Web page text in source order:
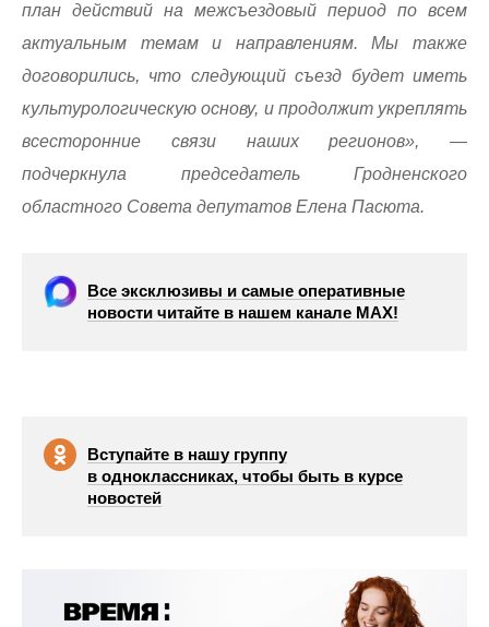
план действий на межсъездовый период по всем
актуальным темам и направлениям. Мы также
договорились, что следующий съезд будет иметь
культурологическую основу, и продолжит укреплять
всесторонние связи наших регионов», —
подчеркнула председатель Гродненского
областного Совета депутатов Елена Пасюта.
Все эксклюзивы и самые оперативные
новости читайте в нашем канале МАХ!
Вступайте в нашу группу
в одноклассниках, чтобы быть в курсе
новостей